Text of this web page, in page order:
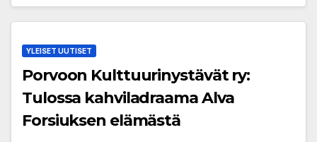
YLEISET UUTISET
Porvoon Kulttuurinystävät ry:
Tulossa kahviladraama Alva
Forsiuksen elämästä